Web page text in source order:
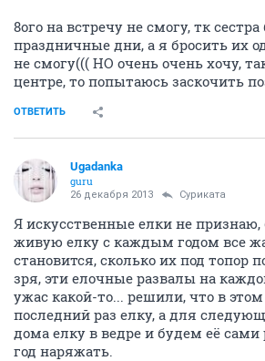
8ого на встречу не смогу, тк
праздничные дни, а я бросить их
не смогу((( НО очень очень хочу,
центре, то попытаюсь заскочить
ОТВЕТИТЬ
Ugadanka
guru
26 декабря 2013 Суриката
Я искусственные елки не
живую елку с каждым годом все
становится, сколько их под топор
зря, эти елочные развалы на
ужас какой-то... решили, что в
последний раз елку, а для
дома елку в ведре и будем её
год наряжать.